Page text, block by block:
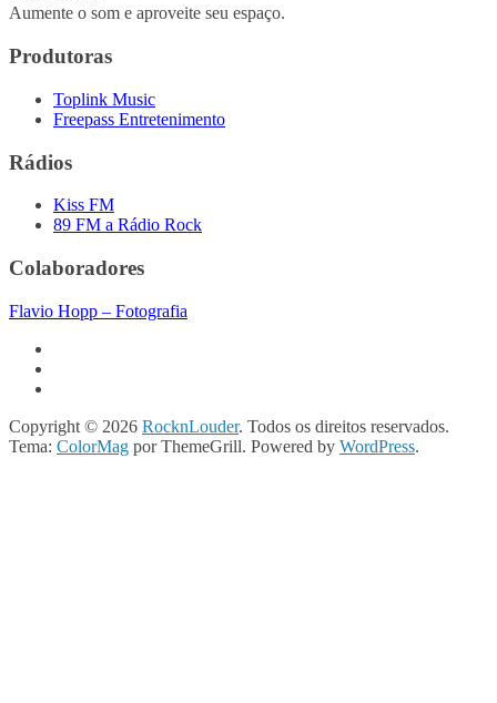
Aumente o som e aproveite seu espaço.
Produtoras
Toplink Music
Freepass Entretenimento
Rádios
Kiss FM
89 FM a Rádio Rock
Colaboradores
Flavio Hopp – Fotografia
Copyright © 2026 RocknLouder. Todos os direitos reservados.
Tema: ColorMag por ThemeGrill. Powered by WordPress.